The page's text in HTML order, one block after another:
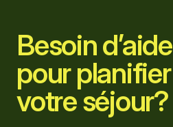
Besoin d’aide
pour planifier
votre séjour?